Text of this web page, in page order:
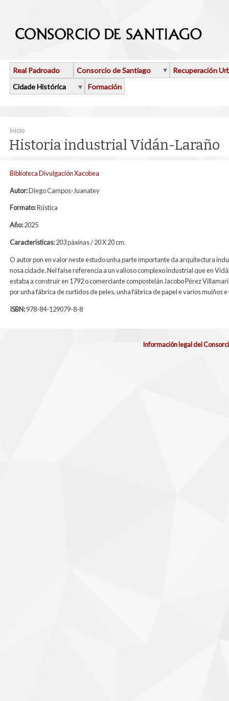
Real Padroado Consorcio de Santiago
Recuperación
Cidade Histórica
Formación
Vostede está aquí
Inicio
Historia industrial Vidán-Laraño
Biblioteca Divulgación Xacobea
Autor:Diego Campos-Juanatey
Formato:Rústica
Año:2025
Características:203 páxinas / 20 X 20 cm.
O autor pon en valor neste estudo unha parte importante da arquitectura
nosa cidade. Nel faise referencia a unvaliosocomplexo industrial que en
estaba a construír en 1792 o comerciante compostelán Jacobo Pérez
por unha fábrica de curtidos de peles, unha fábrica de papel e varios muíños
ISBN:978-84-129079-8-8
Información legal del